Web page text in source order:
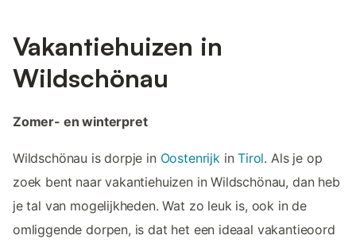
Vakantiehuizen in
Wildschönau
Zomer- en winterpret
Wildschönau is dorpje in Oostenrijk inTirol. Als je op
zoek bent naar vakantiehuizen in Wildschönau, dan heb
je tal van mogelijkheden. Wat zo leuk is, ook in de
omliggende dorpen, is dat het een ideaal vakantieoord